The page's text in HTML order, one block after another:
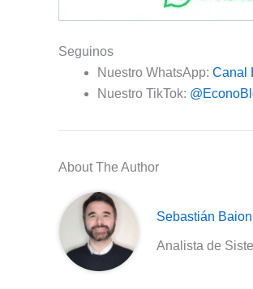
Seguinos
Nuestro WhatsApp: Canal
Nuestro TikTok:
About The Author
Sebastián
Analista de